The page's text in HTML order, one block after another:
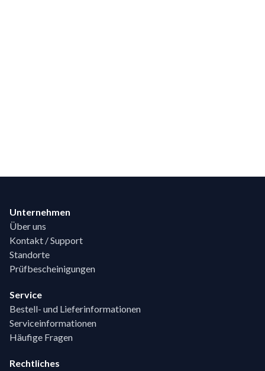
Unternehmen
Über uns
Kontakt / Support
Standorte
Prüfbescheinigungen
Service
Bestell- und Lieferinformationen
Serviceinformationen
Häufige Fragen
Rechtliches